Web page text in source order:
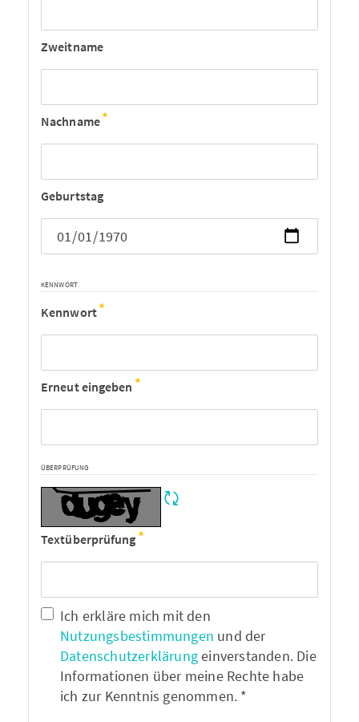
Zweitname
Nachname
Geburtstag
KENNWORT
Kennwort
Erneut eingeben
ÜBERPRÜFUNG
Textüberprüfung
Ich erkläre mich mit den
Nutzungsbestimmungen und der
Datenschutzerklärungeinverstanden. Die
Informationen über meine Rechte habe
ich zur Kenntnis genommen. *